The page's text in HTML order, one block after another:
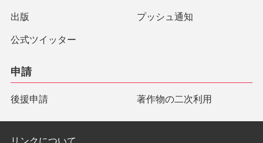
出版 プッシュ通知
公式ツイッター
申請
後援申請 著作物の二次利用
リンクについて